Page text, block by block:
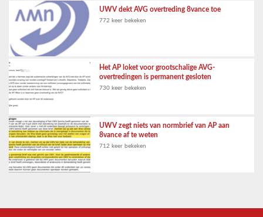
UWV dekt AVG overtreding 8vance toe
772 keer bekeken
Het AP loket voor grootschalige AVG-
overtredingen is permanent gesloten
730 keer bekeken
UWV zegt niets van normbrief van AP aan
8vance af te weten
712 keer bekeken